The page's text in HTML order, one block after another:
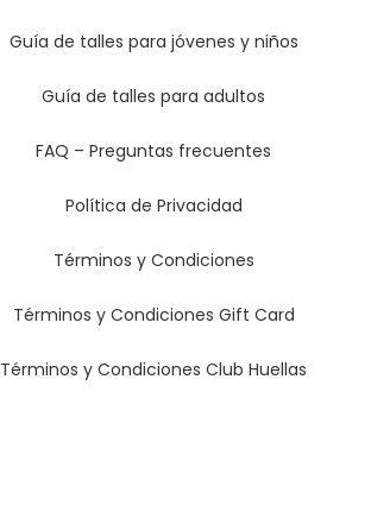
Guía de talles para jóvenes y niños
Guía de talles para adultos
FAQ – Preguntas frecuentes
Política de Privacidad
Términos y Condiciones
Términos y Condiciones Gift Card
Términos y Condiciones Club Huellas